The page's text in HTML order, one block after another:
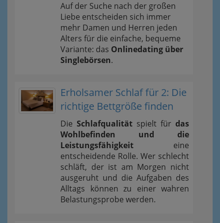
Auf der Suche nach der großen
Liebe entscheiden sich immer
mehr Damen und Herren jeden
Alters für die einfache, bequeme
Variante: das Onlinedating über
Singlebörsen.
Erholsamer Schlaf für 2: Die
richtige Bettgröße finden
Die Schlafqualität spielt für das
Wohlbefinden und die
Leistungsfähigkeit eine
entscheidende Rolle. Wer schlecht
schläft, der ist am Morgen nicht
ausgeruht und die Aufgaben des
Alltags können zu einer wahren
Belastungsprobe werden.